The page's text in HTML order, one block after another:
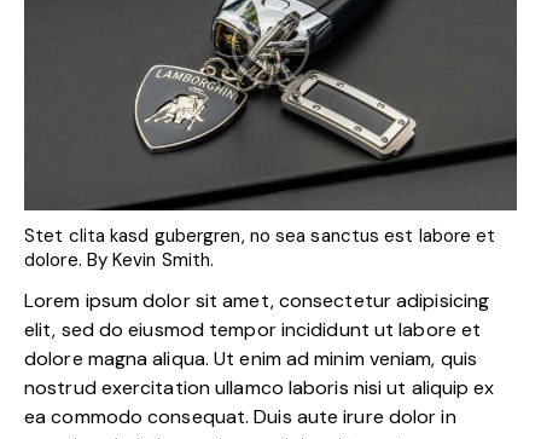
Stet clita kasd gubergren, no sea sanctus est labore et
dolore. By Kevin Smith.
Lorem ipsum dolor sit amet, consectetur adipisicing
elit, sed do eiusmod tempor incididunt ut labore et
dolore magna aliqua. Ut enim ad minim veniam, quis
nostrud exercitation ullamco laboris nisi ut aliquip ex
ea commodo consequat. Duis aute irure dolor in